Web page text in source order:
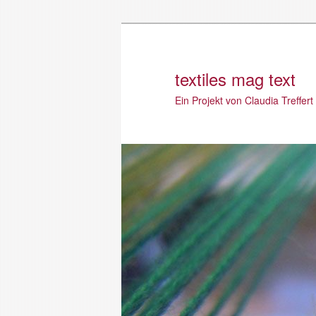
textiles mag text
Ein Projekt von Claudia Treffert